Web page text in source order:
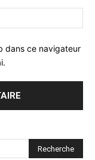
dans ce navigateur